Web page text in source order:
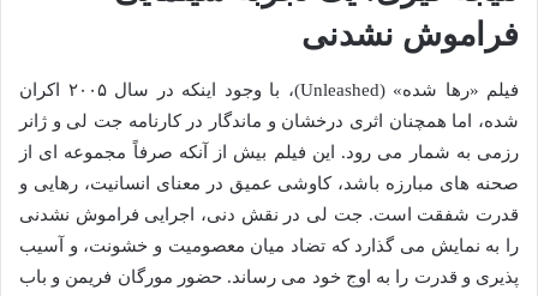
فراموش نشدنی
فیلم «رها شده» (Unleashed)، با وجود اینکه در سال ۲۰۰۵ اکران
شده، اما همچنان اثری درخشان و ماندگار در کارنامه جت لی و ژانر
رزمی به شمار می رود. این فیلم بیش از آنکه صرفاً مجموعه ای از
صحنه های مبارزه باشد، کاوشی عمیق در معنای انسانیت، رهایی و
قدرت شفقت است. جت لی در نقش دنی، اجرایی فراموش نشدنی
را به نمایش می گذارد که تضاد میان معصومیت و خشونت، و آسیب
پذیری و قدرت را به اوج خود می رساند. حضور مورگان فریمن و باب